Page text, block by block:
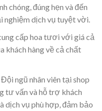
chóng, đúng hẹn và đến
nghiệm dịch vụ tuyệt vời.
cấp hoa tươi với giá cả
khách hàng về cả chất
Đội ngũ nhân viên tại shop
tư vấn và hỗ trợ khách
dịch vụ phù hợp, đảm bảo